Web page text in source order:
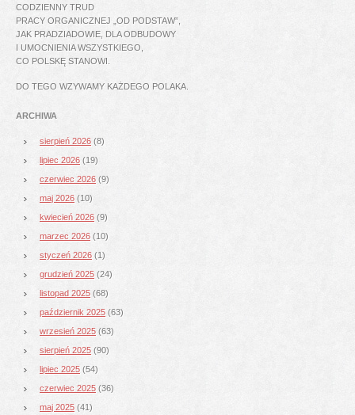
CODZIENNY TRUD
PRACY ORGANICZNEJ „OD PODSTAW”,
JAK PRADZIADOWIE, DLA ODBUDOWY
I UMOCNIENIA WSZYSTKIEGO,
CO POLSKĘ STANOWI.
DO TEGO WZYWAMY KAŻDEGO POLAKA.
ARCHIWA
sierpień 2026 (8)
lipiec 2026 (19)
czerwiec 2026 (9)
maj 2026 (10)
kwiecień 2026 (9)
marzec 2026 (10)
styczeń 2026 (1)
grudzień 2025 (24)
listopad 2025 (68)
październik 2025 (63)
wrzesień 2025 (63)
sierpień 2025 (90)
lipiec 2025 (54)
czerwiec 2025 (36)
maj 2025 (41)